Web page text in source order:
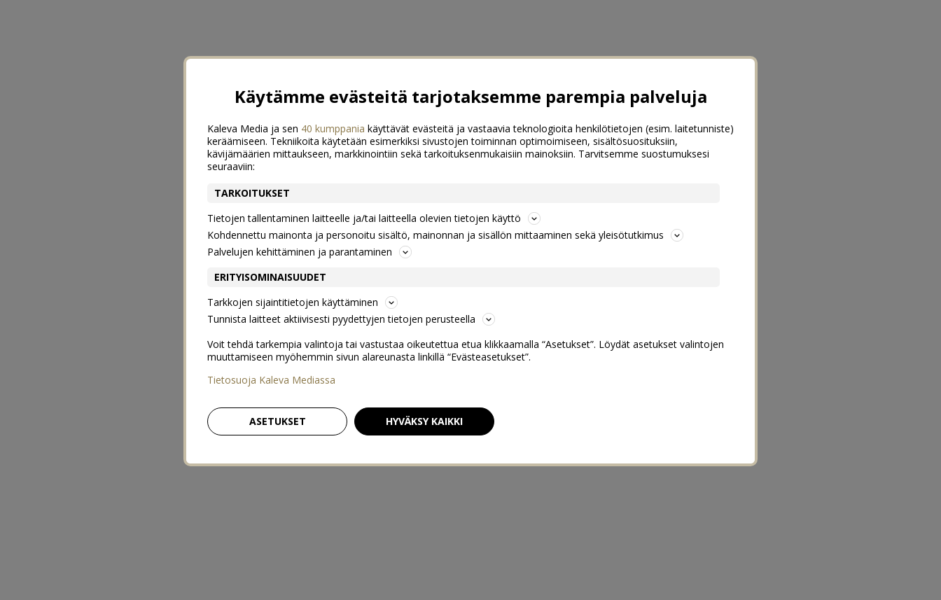
Käytämme evästeitä tarjotaksemme parempia palveluja
Kaleva Media ja sen 40 kumppania käyttävät evästeitä ja vastaavia teknologioita henkilötietojen (esim. laitetunniste)
keräämiseen. Tekniikoita käytetään esimerkiksi sivustojen toiminnan optimoimiseen, sisältösuosituksiin,
kävijämäärien mittaukseen, markkinointiin sekä tarkoituksenmukaisiin mainoksiin. Tarvitsemme suostumuksesi
seuraaviin:
TARKOITUKSET
Tietojen tallentaminen laitteelle ja/tai laitteella olevien tietojen käyttö
Kohdennettu mainonta ja personoitu sisältö, mainonnan ja sisällön mittaaminen sekä yleisötutkimus
Palvelujen kehittäminen ja parantaminen
ERITYISOMINAISUUDET
Tarkkojen sijaintitietojen käyttäminen
Tunnista laitteet aktiivisesti pyydettyjen tietojen perusteella
Voit tehdä tarkempia valintoja tai vastustaa oikeutettua etua klikkaamalla “Asetukset”. Löydät asetukset valintojen
muuttamiseen myöhemmin sivun alareunasta linkillä “Evästeasetukset”.
Tietosuoja Kaleva Mediassa
ASETUKSET HYVÄKSY KAIKKI